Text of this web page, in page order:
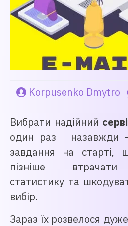
Korpusenko Dmytro
Вибрати надійний
один раз і назавжди
завдання на старті,
пізніше втрачати
статистику та
вибір.
Зараз їх розвелося